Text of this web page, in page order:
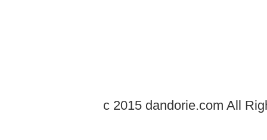
c 2015 dandorie.com All